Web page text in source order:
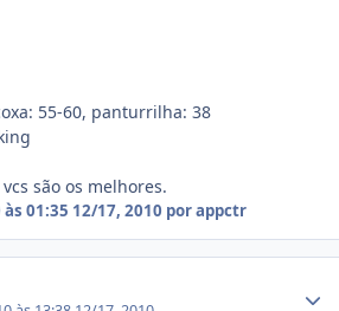
55-60, panturrilha: 38
são os melhores.
01:35 12/17, 2010 por appctr